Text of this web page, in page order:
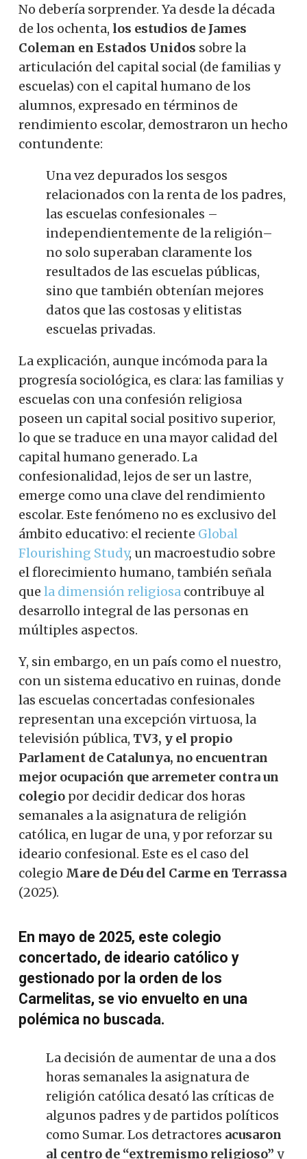
No debería sorprender. Ya desde la década
de los ochenta, los estudios de James
Coleman en Estados Unidos sobre la
articulación del capital social (de familias y
escuelas) con el capital humano de los
alumnos, expresado en términos de
rendimiento escolar, demostraron un hecho
contundente:
Una vez depurados los sesgos
relacionados con la renta de los padres,
las escuelas confesionales –
independientemente de la religión–
no solo superaban claramente los
resultados de las escuelas públicas,
sino que también obtenían mejores
datos que las costosas y elitistas
escuelas privadas.
La explicación, aunque incómoda para la
progresía sociológica, es clara: las familias y
escuelas con una confesión religiosa
poseen un capital social positivo superior,
lo que se traduce en una mayor calidad del
capital humano generado. La
confesionalidad, lejos de ser un lastre,
emerge como una clave del rendimiento
escolar. Este fenómeno no es exclusivo del
ámbito educativo: el reciente Global
Flourishing Study, un macroestudio sobre
el florecimiento humano, también señala
que la dimensión religiosa contribuye al
desarrollo integral de las personas en
múltiples aspectos.
Y, sin embargo, en un país como el nuestro,
con un sistema educativo en ruinas, donde
las escuelas concertadas confesionales
representan una excepción virtuosa, la
televisión pública, TV3, y el propio
Parlament de Catalunya, no encuentran
mejor ocupación que arremeter contra un
colegio por decidir dedicar dos horas
semanales a la asignatura de religión
católica, en lugar de una, y por reforzar su
ideario confesional. Este es el caso del
colegio Mare de Déu del Carme en Terrassa
(2025).
En mayo de 2025, este colegio
concertado, de ideario católico y
gestionado por la orden de los
Carmelitas, se vio envuelto en una
polémica no buscada.
La decisión de aumentar de una a dos
horas semanales la asignatura de
religión católica desató las críticas de
algunos padres y de partidos políticos
como Sumar. Los detractores acusaron
al centro de “extremismo religioso” y